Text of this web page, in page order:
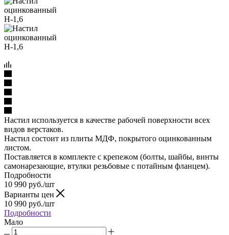
Настил используется в качестве рабочей поверхности всех
видов верстаков.
Настил состоит из плиты МДФ, покрытого оцинкованным
листом.
Поставляется в комплекте с крепежом (болты, шайбы, винты
самонарезающие, втулки резьбовые с потайным фланцем).
Подробности
10 990 руб./шт
Варианты цен
10 990 руб./шт
Подробности
Мало